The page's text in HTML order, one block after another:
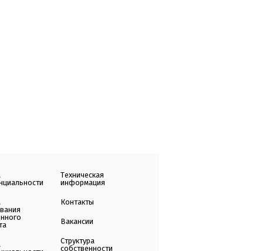
Техническая
информация
Контакты
Вакансии
Структура
собственности